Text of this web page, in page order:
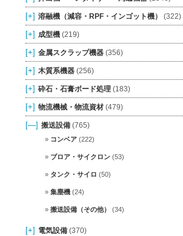
[+] 溶融機（減容・RPF・インゴット機） (322)
[+] 成型機 (219)
[+] 金属スクラップ機器 (356)
[+] 木質系機器 (256)
[+] 砕石・石膏ボード処理 (183)
[+] 物流機械・物流資材 (479)
[—] 搬送設備 (765)
コンベア (222)
ブロア・サイクロン (53)
タンク・サイロ (50)
集塵機 (24)
搬送設備（その他） (34)
[+] 電気設備 (370)